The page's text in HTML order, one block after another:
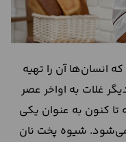
انسان‌ها آن را تهیه
غلات به اواخر عصر
تا کنون به عنوان یکی
شیوه پخت نان